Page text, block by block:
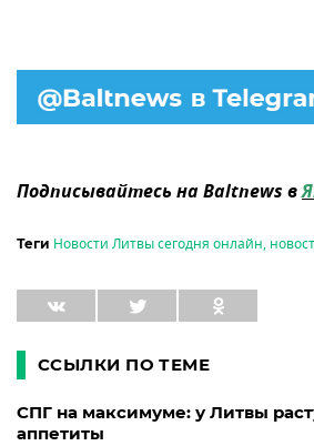
Подписывайтесь на Baltnews в
Теги Новости Литвы сегодня онлайн,
ССЫЛКИ ПО ТЕМЕ
СПГ на максимуме: у Литвы
аппетиты